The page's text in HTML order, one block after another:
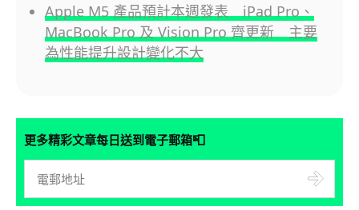
Apple M5 產品預計本週發表 iPad Pro、
MacBook Pro 及 Vision Pro 齊更新 主要
為性能提升設計變化不大
更多精彩文章每日送到電子郵箱📮